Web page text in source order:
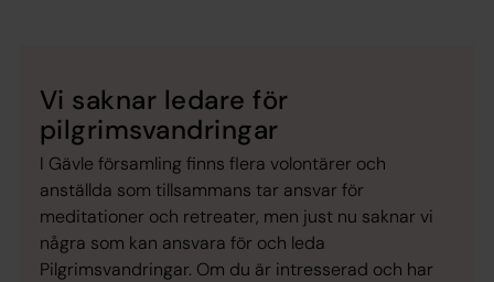
Vi saknar ledare för
pilgrimsvandringar
I Gävle församling finns flera volontärer och
anställda som tillsammans tar ansvar för
meditationer och retreater, men just nu saknar vi
några som kan ansvara för och leda
Pilgrimsvandringar. Om du är intresserad och har